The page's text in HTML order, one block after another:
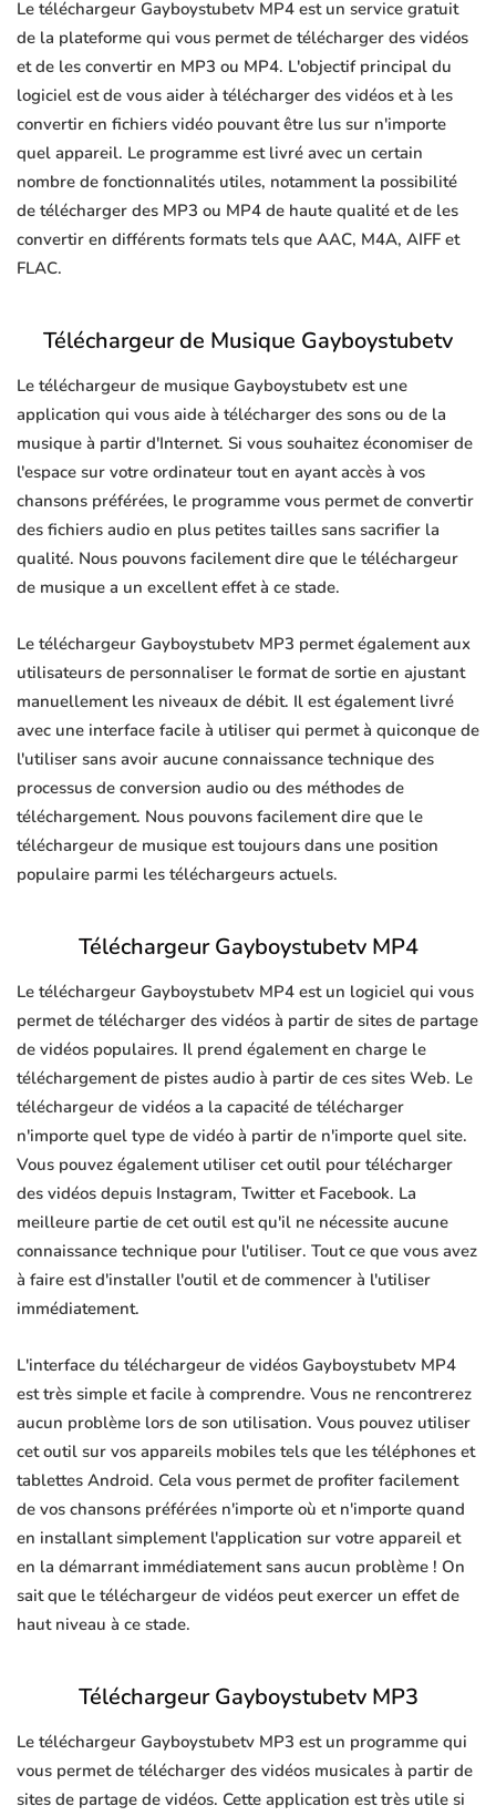
Le téléchargeur Gayboystubetv MP4 est un service gratuit
de la plateforme qui vous permet de télécharger des vidéos
et de les convertir en MP3 ou MP4. L'objectif principal du
logiciel est de vous aider à télécharger des vidéos et à les
convertir en fichiers vidéo pouvant être lus sur n'importe
quel appareil. Le programme est livré avec un certain
nombre de fonctionnalités utiles, notamment la possibilité
de télécharger des MP3 ou MP4 de haute qualité et de les
convertir en différents formats tels que AAC, M4A, AIFF et
FLAC.
Téléchargeur de Musique Gayboystubetv
Le téléchargeur de musique Gayboystubetv est une
application qui vous aide à télécharger des sons ou de la
musique à partir d'Internet. Si vous souhaitez économiser de
l'espace sur votre ordinateur tout en ayant accès à vos
chansons préférées, le programme vous permet de convertir
des fichiers audio en plus petites tailles sans sacrifier la
qualité. Nous pouvons facilement dire que le téléchargeur
de musique a un excellent effet à ce stade.
Le téléchargeur Gayboystubetv MP3 permet également aux
utilisateurs de personnaliser le format de sortie en ajustant
manuellement les niveaux de débit. Il est également livré
avec une interface facile à utiliser qui permet à quiconque de
l'utiliser sans avoir aucune connaissance technique des
processus de conversion audio ou des méthodes de
téléchargement. Nous pouvons facilement dire que le
téléchargeur de musique est toujours dans une position
populaire parmi les téléchargeurs actuels.
Téléchargeur Gayboystubetv MP4
Le téléchargeur Gayboystubetv MP4 est un logiciel qui vous
permet de télécharger des vidéos à partir de sites de partage
de vidéos populaires. Il prend également en charge le
téléchargement de pistes audio à partir de ces sites Web. Le
téléchargeur de vidéos a la capacité de télécharger
n'importe quel type de vidéo à partir de n'importe quel site.
Vous pouvez également utiliser cet outil pour télécharger
des vidéos depuis Instagram, Twitter et Facebook. La
meilleure partie de cet outil est qu'il ne nécessite aucune
connaissance technique pour l'utiliser. Tout ce que vous avez
à faire est d'installer l'outil et de commencer à l'utiliser
immédiatement.
L'interface du téléchargeur de vidéos Gayboystubetv MP4
est très simple et facile à comprendre. Vous ne rencontrerez
aucun problème lors de son utilisation. Vous pouvez utiliser
cet outil sur vos appareils mobiles tels que les téléphones et
tablettes Android. Cela vous permet de profiter facilement
de vos chansons préférées n'importe où et n'importe quand
en installant simplement l'application sur votre appareil et
en la démarrant immédiatement sans aucun problème ! On
sait que le téléchargeur de vidéos peut exercer un effet de
haut niveau à ce stade.
Téléchargeur Gayboystubetv MP3
Le téléchargeur Gayboystubetv MP3 est un programme qui
vous permet de télécharger des vidéos musicales à partir de
sites de partage de vidéos. Cette application est très utile si